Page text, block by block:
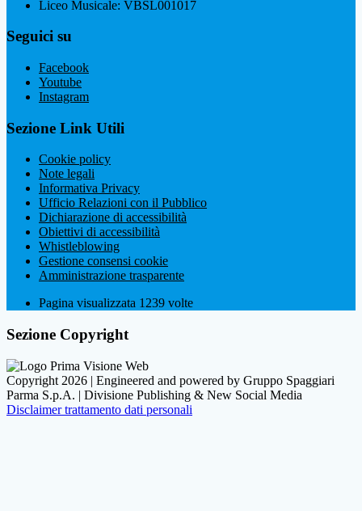
Liceo Musicale: VBSL001017
Seguici su
Facebook
Youtube
Instagram
Sezione Link Utili
Cookie policy
Note legali
Informativa Privacy
Ufficio Relazioni con il Pubblico
Dichiarazione di accessibilità
Obiettivi di accessibilità
Whistleblowing
Gestione consensi cookie
Amministrazione trasparente
Pagina visualizzata 1239 volte
Sezione Copyright
Copyright 2026 | Engineered and powered by Gruppo Spaggiari
Parma S.p.A. | Divisione Publishing & New Social Media
Disclaimer trattamento dati personali